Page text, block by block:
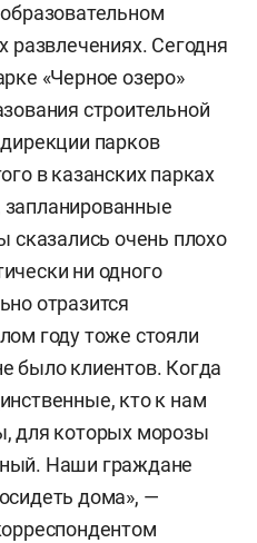
развлечениях. Сегодня
«Черное озеро»
строительной
парков
в казанских парках
сказались очень плохо
ни одного
отразится
году тоже стояли
было клиентов. Когда
кто к нам
для которых морозы
Наши граждане
дома», —